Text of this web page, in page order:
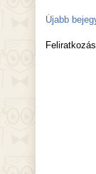
Újabb